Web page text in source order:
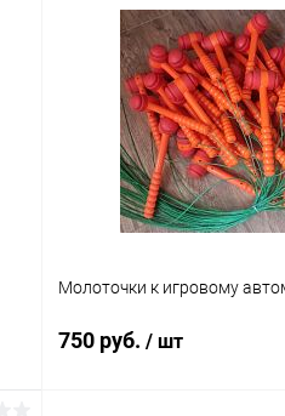
В
Купить в 1 клик
В избранное
Молоточки к игровому
750 руб. / шт